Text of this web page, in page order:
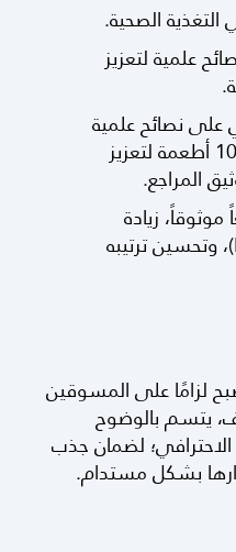
الصحية.
علمية لتعزيز
نصائح علمية
مثبتة وأبحاث حديثة، مثل "10 أطعمة لتعزيز
المراجع.
زيادة
الروابط الخلفية (Backlinks)، وتحسين ترتيبه
لزامًا على المسوقين
يتسم بالوضوح
لضمان جذب
بشكل مستدام.